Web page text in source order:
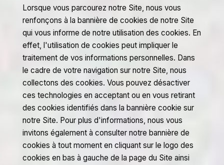
Lorsque vous parcourez notre Site, nous vous
renfonçons à la bannière de cookies de notre Site
qui vous informe de notre utilisation des cookies. En
effet, l'utilisation de cookies peut impliquer le
traitement de vos informations personnelles. Dans
le cadre de votre navigation sur notre Site, nous
collectons des cookies. Vous pouvez désactiver
ces technologies en acceptant ou en vous retirant
des cookies identifiés dans la bannière cookie sur
notre Site. Pour plus d'informations, nous vous
invitons également à consulter notre bannière de
cookies à tout moment en cliquant sur le logo des
cookies en bas à gauche de la page du Site ainsi